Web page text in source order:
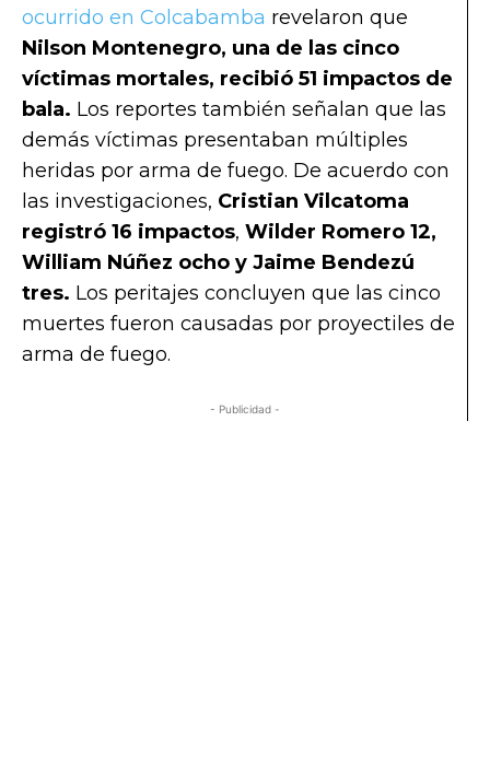
ocurrido en Colcabamba revelaron que
Nilson Montenegro, una de las cinco
víctimas mortales, recibió 51 impactos de
bala. Los reportes también señalan que las
demás víctimas presentaban múltiples
heridas por arma de fuego. De acuerdo con
las investigaciones, Cristian Vilcatoma
registró 16 impactos, Wilder Romero 12,
William Núñez ocho y Jaime Bendezú
tres. Los peritajes concluyen que las cinco
muertes fueron causadas por proyectiles de
arma de fuego.
- Publicidad -